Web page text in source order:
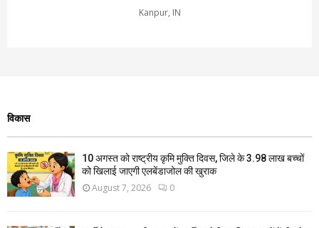
Kanpur, IN
विकास
10 अगस्त को राष्ट्रीय कृमि मुक्ति दिवस, जिले के 3.98 लाख बच्चों
को खिलाई जाएगी एलबेंडाजोल की खुराक
August 7, 2026 0